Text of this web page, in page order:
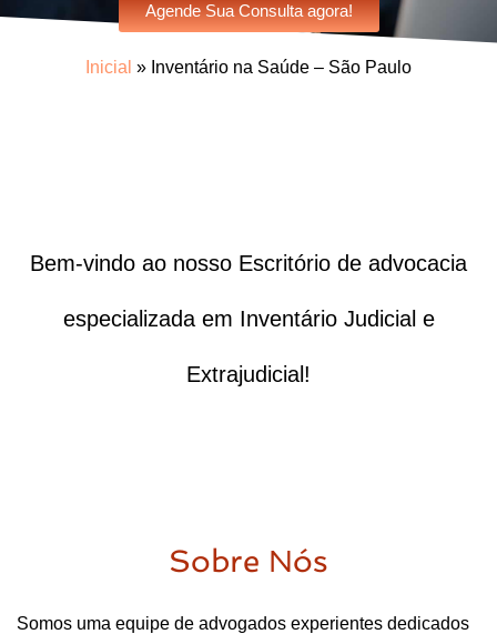
Agende Sua Consulta agora!
Inicial » Inventário na Saúde – São Paulo
Bem-vindo ao nosso Escritório de advocacia
especializada em Inventário Judicial e
Extrajudicial!
Sobre Nós
Somos uma equipe de advogados experientes dedicados